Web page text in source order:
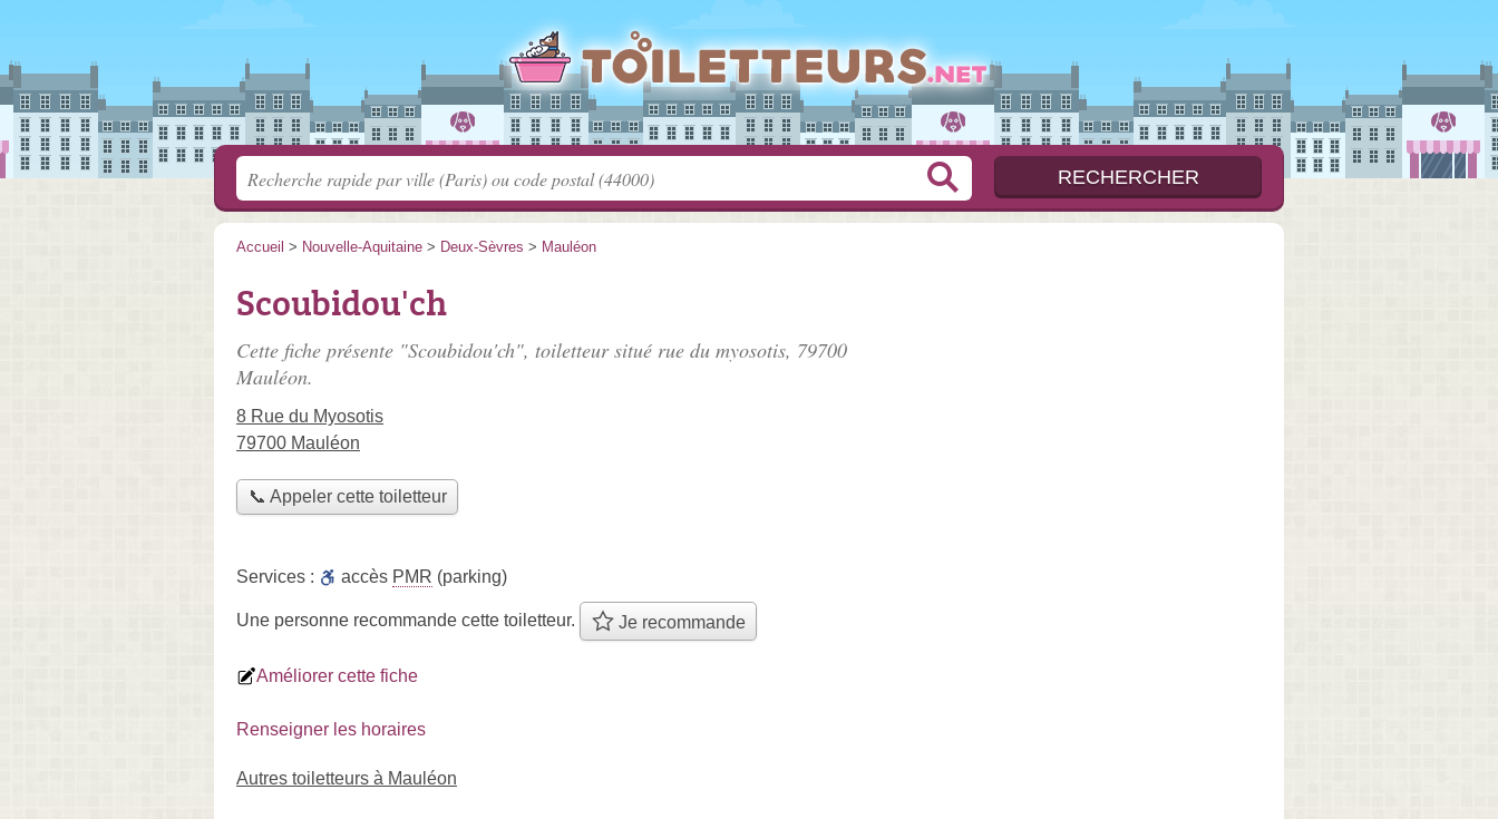
Accueil > Nouvelle-Aquitaine > Deux-Sèvres > Mauléon
Scoubidou'ch
Cette fiche présente "Scoubidou'ch", toiletteur situé rue du myosotis, 79700
Mauléon.
8 Rue du Myosotis
79700 Mauléon
📞 Appeler cette toiletteur
Services : accès PMR (parking)
Une personne recommande cette toiletteur. Je recommande
Améliorer cette fiche
Renseigner les horaires
Autres toiletteurs à Mauléon